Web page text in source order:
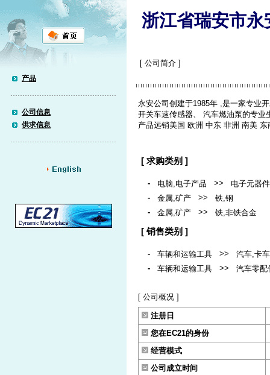
产品
公司信息
供求信息
浙江省瑞安市
[ 公司简介 ]
永安公司创建于1985年 ,是一家专业
开关车速传感器、 汽车燃油泵的专业
产品远销美国 欧洲 中东 非洲 南美
[ 求购类别 ]
- 电脑,电子产品 >>
电子元器
-
金属,矿产 >>
铁,钢
-
金属,矿产 >> 铁,非铁合金
[ 销售类别 ]
- 车辆和运输工具 >>
汽车,卡
-
车辆和运输工具 >> 汽车零配
[ 公司概况 ]
注册日
您在EC21的身份
经营模式
公司成立时间